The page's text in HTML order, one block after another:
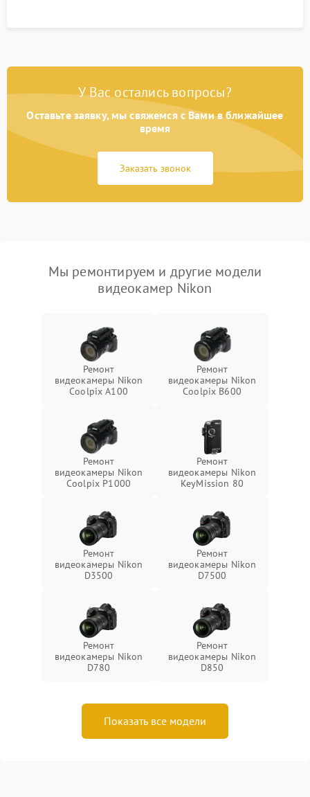
У Вас остались вопросы?
Оставьте заявку, мы свяжемся с Вами в ближайшее
время
Заказать звонок
Мы ремонтируем и другие модели
видеокамер Nikon
Ремонт
видеокамеры Nikon
Coolpix A100
Ремонт
видеокамеры Nikon
Coolpix B600
Ремонт
видеокамеры Nikon
Coolpix P1000
Ремонт
видеокамеры Nikon
KeyMission 80
Ремонт
видеокамеры Nikon
D3500
Ремонт
видеокамеры Nikon
D7500
Ремонт
видеокамеры Nikon
D780
Ремонт
видеокамеры Nikon
D850
Показать все модели